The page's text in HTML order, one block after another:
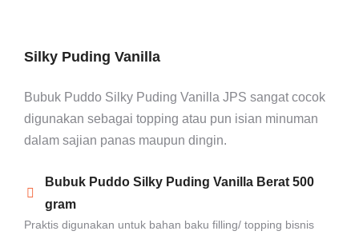
Silky Puding Vanilla
Bubuk Puddo Silky Puding Vanilla JPS sangat cocok
digunakan sebagai topping atau pun isian minuman
dalam sajian panas maupun dingin.
Bubuk Puddo Silky Puding Vanilla Berat 500
gram
Praktis digunakan untuk bahan baku filling/ topping bisnis